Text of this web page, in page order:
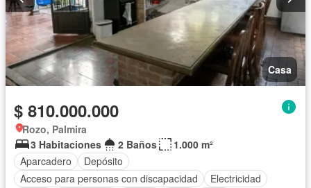
Casa
$ 810.000.000
Rozo, Palmira
3 Habitaciones
2 Baños
1.000 m²
Aparcadero
Depósito
Acceso para personas con discapacidad
Electricidad